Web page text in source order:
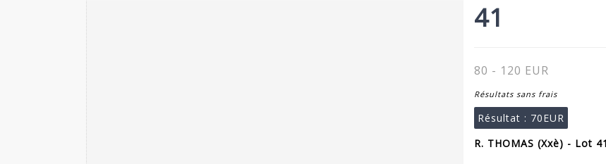
41
80 - 120 EUR
Résultats sans frais
Résultat : 70EUR
R. THOMAS (Xxè) - Lot 41